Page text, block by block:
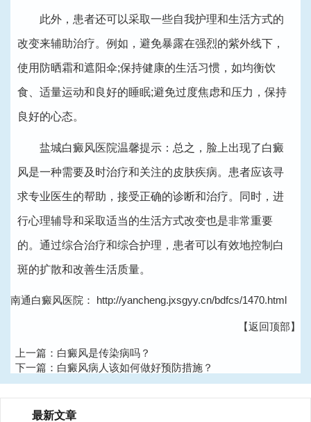
此外，患者还可以采取一些自我护理和生活方式的
改变来辅助治疗。例如，避免暴露在强烈的紫外线下，
使用防晒霜和遮阳伞;保持健康的生活习惯，如均衡饮
食、适量运动和良好的睡眠;避免过度焦虑和压力，保持
良好的心态。
盐城白癜风医院温馨提示：总之，脸上出现了白癜
风是一种需要及时治疗和关注的皮肤疾病。患者应该寻
求专业医生的帮助，接受正确的诊断和治疗。同时，进
行心理辅导和采取适当的生活方式改变也是非常重要
的。通过综合治疗和综合护理，患者可以有效地控制白
斑的扩散和改善生活质量。
南通白癜风医院： http://yancheng.jxsgyy.cn/bdfcs/1470.html
【返回顶部】
上一篇： 白癜风是传染病吗？
下一篇： 白癜风病人该如何做好预防措施？
最新文章